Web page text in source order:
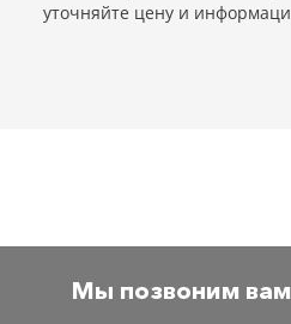
уточняйте цену и
Мы позвоним